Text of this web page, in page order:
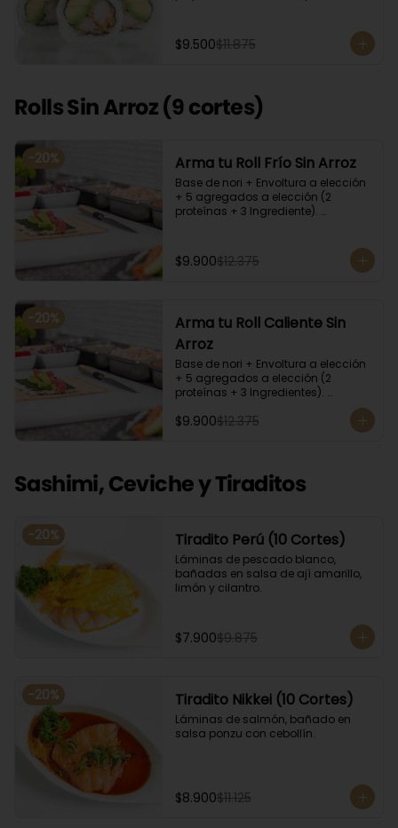
$9.500$11.875
Rolls Sin Arroz (9 cortes)
-20% Arma tu Roll Frío Sin Arroz
Base de nori + Envoltura a elección
+ 5 agregados a elección (2
proteínas + 3 Ingrediente).
relleno palta y/o queso crema para
que el roll pueda compactar y ser
$9.900$12.375
-20%
Arma tu Roll Caliente Sin
Arroz
Base de nori + Envoltura a elección
+ 5 agregados a elección (2
proteínas + 3 Ingredientes).
Acompañado con salsa de soya.
Recomendamos incluir en el relleno
palta y/o queso crema para que el
$9.900$12.375
Sashimi, Ceviche y Tiraditos
-20% Tiradito Perú (10 Cortes)
Láminas de pescado blanco,
bañadas en salsa de ají amarillo,
limón y cilantro.
$7.900$9.875
-20% Tiradito Nikkei (10 Cortes)
Láminas de salmón, bañado en
salsa ponzu con cebollín.
$8.900$11.125